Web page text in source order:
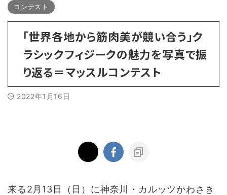
コンテスト
「世界各地から筋肉美が競い合う」ク
ラシックフィジークの魅力を写真で振
り返る＝マッスルコンテスト
2022年1月16日
来る2月13日（日）に神奈川・カルッツかわさき